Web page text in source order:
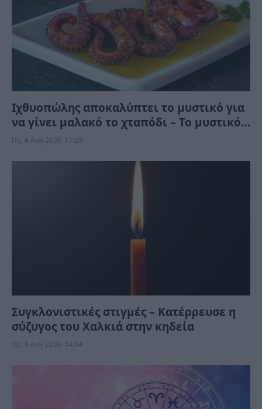
Ιχθυοπώλης αποκαλύπτει το μυστικό για
να γίνει μαλακό το χταπόδι – Το μυστικό
είναι μετά το βράσιμο
Πε, 6 Αυγ 2026 17:29
Συγκλονιστικές στιγμές – Κατέρρευσε η
σύζυγος του Χαλκιά στην κηδεία
Πε, 6 Αυγ 2026 14:04